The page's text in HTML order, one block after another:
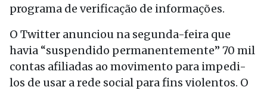
programa de verificação de informações.
O Twitter anunciou na segunda-feira que
havia “suspendido permanentemente” 70 mil
contas afiliadas ao movimento para impedi-
los de usar a rede social para fins violentos. O